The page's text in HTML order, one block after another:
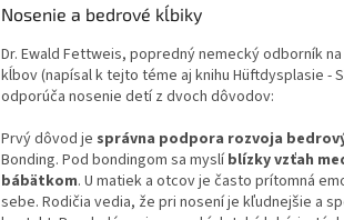
Nosenie a bedrové kĺbiky
Dr. Ewald Fettweis, popredný nemecký odborník
kĺbov (napísal k tejto téme aj knihu Hüftdysplasie -
odporúča nosenie detí z dvoch dôvodov:
Prvý dôvod je správna podpora rozvoja
Bonding. Pod bondingom sa myslíblízky vzťah
bábätkom. U matiek a otcov je často prítomná
sebe. Rodičia vedia, že pri nosení je kľudnejšie a